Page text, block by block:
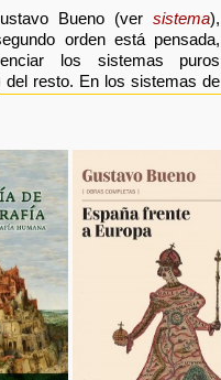
Bueno (versistema),
orden está pensada,
los sistemas puros
resto. En los sistemas de